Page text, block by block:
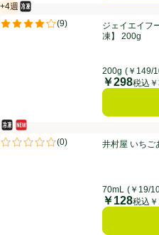
ジェイエイフーズみやざき 国産さ
+4週
賞味・消費期限保証：4週間
冷凍食品
(9)
評価は9件のレビューで5点中4.2点
ジェイエイフ
凍】 200g
200g (￥149/
価格
￥298税込
井村屋 いちごあめアイスバー 70ml
冷凍食品
新商品
(0)
評価は0件のレビューで5点中0.0点
井村屋 いちご
70mL (￥19/
価格
￥128税込